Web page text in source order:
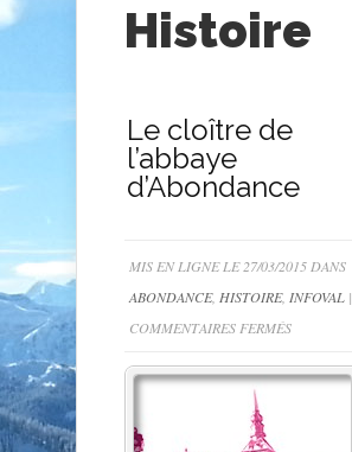
Histoire
Le cloître de
l’abbaye
d’Abondance
MIS EN LIGNE LE 27/03/2015 DANS
ABONDANCE, HISTOIRE, INFOVAL |
COMMENTAIRES FERMÉSSUR
CLOÎTRE